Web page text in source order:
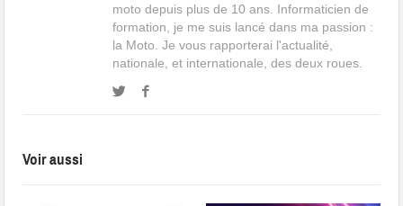
moto depuis plus de 10 ans. Informaticien de
formation, je me suis lancé dans ma passion :
la Moto. Je vous rapporterai l'actualité,
nationale, et internationale, des deux roues.
Voir aussi